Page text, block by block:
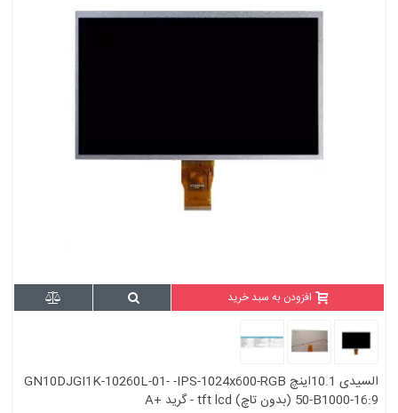
افزودن به سبد خرید
السیدی 10.1اینچ GN10DJGI1K-10260L-01- -IPS-1024x600-RGB
50-B1000-16:9 (بدون تاچ) tft lcd - گرید +A